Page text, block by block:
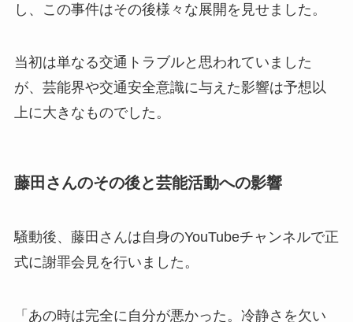
し、この事件はその後様々な展開を見せました。
当初は単なる交通トラブルと思われていました
が、芸能界や交通安全意識に与えた影響は予想以
上に大きなものでした。
藤田さんのその後と芸能活動への影響
騒動後、藤田さんは自身のYouTubeチャンネルで正
式に謝罪会見を行いました。
「あの時は完全に自分が悪かった。冷静さを欠い